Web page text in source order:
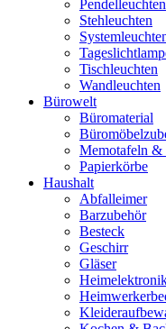
Pendelleuchten
Stehleuchten
Tischleuchten
Wandleuchten
Bürowelt
Büromaterial
Memotafeln &
Papierkörbe
Haushalt
Abfalleimer
Barzubehör
Besteck
Geschirr
Gläser